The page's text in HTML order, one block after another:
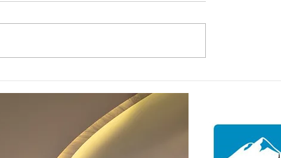
單】
大學榜單】